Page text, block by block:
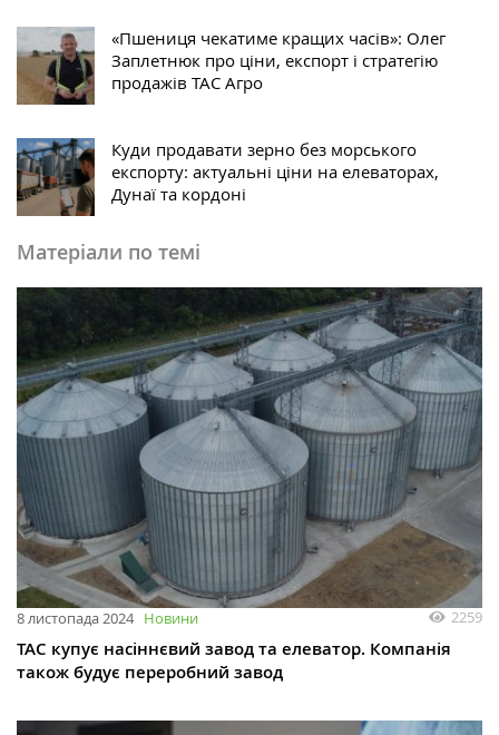
«Пшениця чекатиме кращих часів»: Олег
Заплетнюк про ціни, експорт і стратегію
продажів ТАС Агро
Куди продавати зерно без морського
експорту: актуальні ціни на елеваторах,
Дунаї та кордоні
Матеріали по темі
8 листопада 2024 Новини 2259
ТАС купує насіннєвий завод та елеватор. Компанія
також будує переробний завод